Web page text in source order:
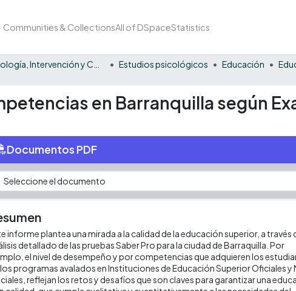
Communities & CollectionsAll of DSpaceStatistics
Estudios psicológicos Educación
en Barranquilla según
Documentos PDF
informe plantea una mirada a la calidad de la educación superior, a través
detallado de las pruebas Saber Pro para la ciudad de Barraquilla. Por
el nivel de desempeño y por competencias que adquieren los
programas avalados en Instituciones de Educación Superior Oficiales y
reflejan los retos y desafíos que son claves para garantizar una